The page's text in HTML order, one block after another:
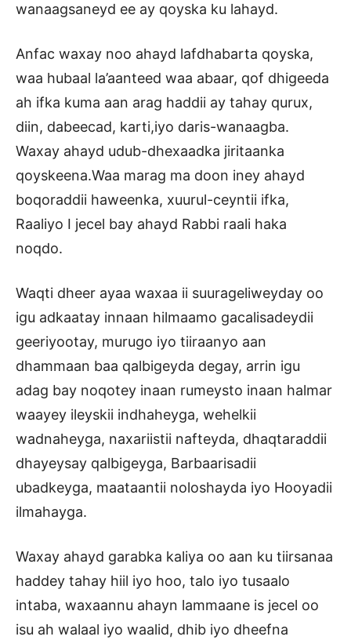
wanaagsaneyd ee ay qoyska ku lahayd.
Anfac waxay noo ahayd lafdhabarta qoyska,
waa hubaal la’aanteed waa abaar, qof dhigeeda
ah ifka kuma aan arag haddii ay tahay qurux,
diin, dabeecad, karti,iyo daris-wanaagba.
Waxay ahayd udub-dhexaadka jiritaanka
qoyskeena.Waa marag ma doon iney ahayd
boqoraddii haweenka, xuurul-ceyntii ifka,
Raaliyo I jecel bay ahayd Rabbi raali haka
noqdo.
Waqti dheer ayaa waxaa ii suurageliweyday oo
igu adkaatay innaan hilmaamo gacalisadeydii
geeriyootay, murugo iyo tiiraanyo aan
dhammaan baa qalbigeyda degay, arrin igu
adag bay noqotey inaan rumeysto inaan halmar
waayey ileyskii indhaheyga, wehelkii
wadnaheyga, naxariistii nafteyda, dhaqtaraddii
dhayeysay qalbigeyga, Barbaarisadii
ubadkeyga, maataantii noloshayda iyo Hooyadii
ilmahayga.
Waxay ahayd garabka kaliya oo aan ku tiirsanaa
haddey tahay hiil iyo hoo, talo iyo tusaalo
intaba, waxaannu ahayn lammaane is jecel oo
isu ah walaal iyo waalid, dhib iyo dheefna